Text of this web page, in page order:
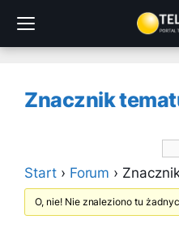
treści
Znacznik
Start › Forum ›
O, nie! Nie znaleziono tu